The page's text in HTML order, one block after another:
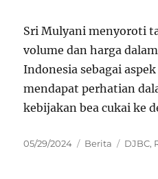
Sri Mulyani menyoroti
volume dan harga
Indonesia sebagai
mendapat perhatian
kebijakan bea cukai ke
Posted
05/29/2024 Categories
Berita Tags
DJBC,